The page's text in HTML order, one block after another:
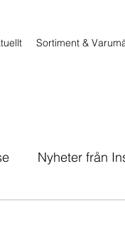
Sortiment &
Nyheter från